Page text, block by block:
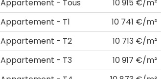
Appartement - Tous
10 915 €/m²
Appartement - T1
10 741 €/m²
Appartement - T2
10 713 €/m²
Appartement - T3
10 917 €/m²